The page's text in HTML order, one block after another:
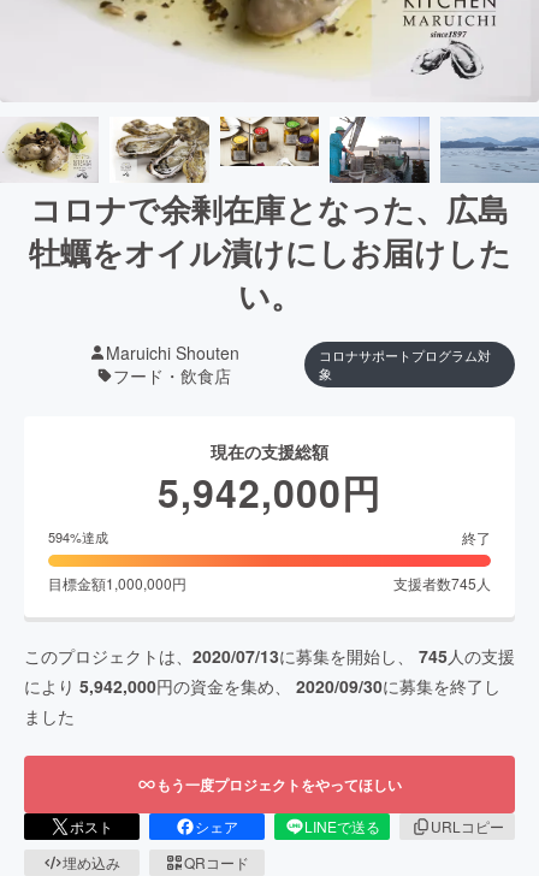
コロナで余剰在庫となった、広島
牡蠣をオイル漬けにしお届けした
い。
Maruichi Shouten
フード・飲食店
コロナサポートプログラム対
象
現在の支援総額
5,942,000円
594%達成 終了
目標金額1,000,000円 支援者数745 人
このプロジェクトは、 2020/07/13に募集を開始し、 745人の支援
により 5,942,000円の資金を集め、 2020/09/30に募集を終了し
ました
もう一度プロジェクトをやってほしい
ポスト シェア LINEで送る
URLコピー
埋め込み
QRコード